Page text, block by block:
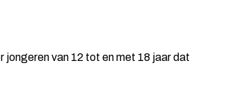
van 12 tot en met 18 jaar dat